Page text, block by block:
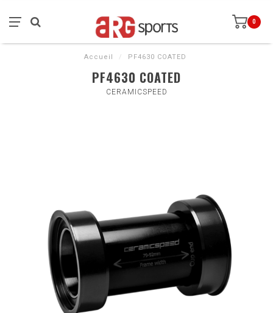
0
Accueil / PF4630 COATED
PF4630 COATED
CERAMICSPEED